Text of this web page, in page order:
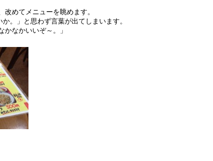
めてメニューを眺めます。
。」と思わず言葉が出てしまいます。
かなかいいぞ～。」